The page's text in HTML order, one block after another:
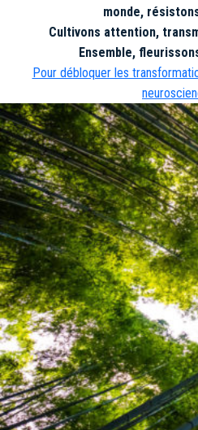
monde,
Cultivons attention,
Ensemble,
Pour débloquer les